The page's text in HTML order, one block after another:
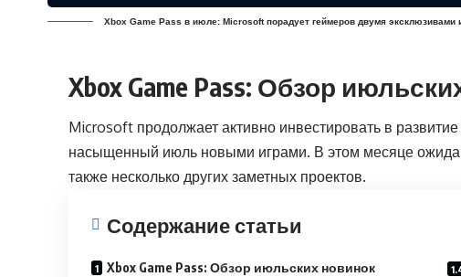
Xbox Game Pass в июле: Microsoft порадует геймеров двумя эксклюзивами
Xbox Game Pass: Обзор
Microsoft продолжает активно инвестировать в
насыщенный июль новыми играми. В этом месяце
также несколько других заметных проектов.
Содержание статьи
Xbox Game Pass: Обзор июльских новинок